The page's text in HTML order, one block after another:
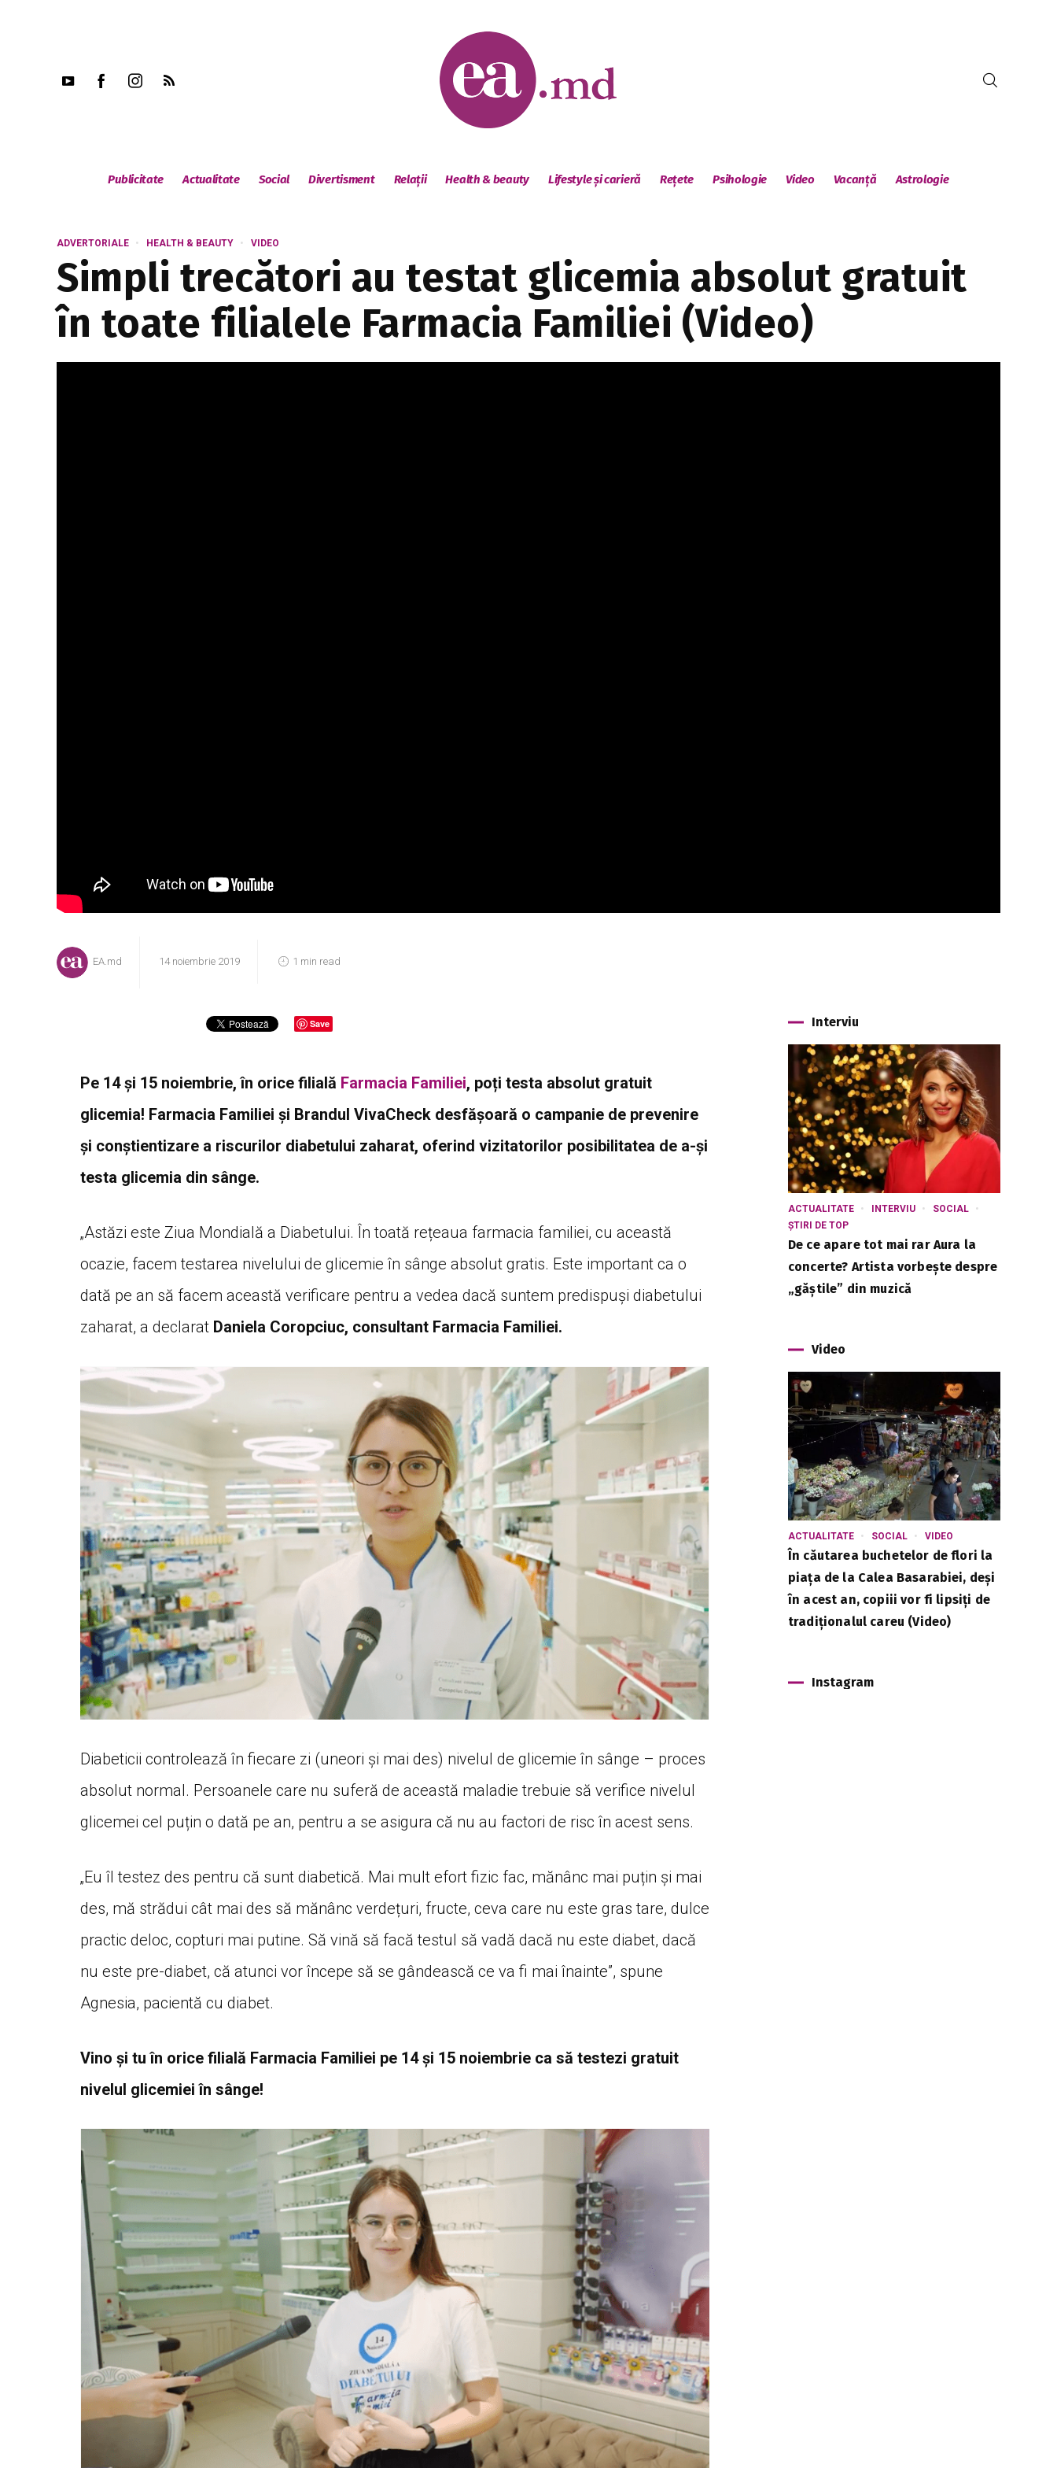
Publicitate Actualitate Social Divertisment Relații Health & beauty Lifestyle și carieră Rețete Psihologie Video Vacanță Astrologie
ADVERTORIALE HEALTH & BEAUTY VIDEO
Simpli trecători au testat glicemia absolut gratuit
în toate filialele Farmacia Familiei (Video)
EA.md 14 noiembrie 2019 1 min read
Save
Pe 14 și 15 noiembrie, în orice filială Farmacia Familiei, poți testa absolut gratuit
glicemia! Farmacia Familiei și Brandul VivaCheck desfășoară o campanie de prevenire
și conștientizare a riscurilor diabetului zaharat, oferind vizitatorilor posibilitatea de a-și
testa glicemia din sânge.
„Astăzi este Ziua Mondială a Diabetului. În toată rețeaua farmacia familiei, cu această
ocazie, facem testarea nivelului de glicemie în sânge absolut gratis. Este important ca o
dată pe an să facem această verificare pentru a vedea dacă suntem predispuși diabetului
zaharat, a declarat Daniela Coropciuc, consultant Farmacia Familiei.
Diabeticii controlează în fiecare zi (uneori și mai des) nivelul de glicemie în sânge – proces
absolut normal. Persoanele care nu suferă de această maladie trebuie să verifice nivelul
glicemei cel puțin o dată pe an, pentru a se asigura că nu au factori de risc în acest sens.
„Eu îl testez des pentru că sunt diabetică. Mai mult efort fizic fac, mănânc mai puțin și mai
des, mă strădui cât mai des să mănânc verdețuri, fructe, ceva care nu este gras tare, dulce
practic deloc, copturi mai putine. Să vină să facă testul să vadă dacă nu este diabet, dacă
nu este pre-diabet, că atunci vor începe să se gândească ce va fi mai înainte”, spune
Agnesia, pacientă cu diabet.
Vino și tu în orice filială Farmacia Familiei pe 14 și 15 noiembrie ca să testezi gratuit
nivelul glicemiei în sânge!
Interviu
ACTUALITATE INTERVIU
SOCIAL
ȘTIRI DE TOP
De ce apare tot mai rar Aura la
concerte? Artista vorbește despre
„găștile” din muzică
Video
ACTUALITATE SOCIAL VIDEO
În căutarea buchetelor de flori la
piața de la Calea Basarabiei, deși
în acest an, copiii vor fi lipsiți de
tradiționalul careu (Video)
Instagram